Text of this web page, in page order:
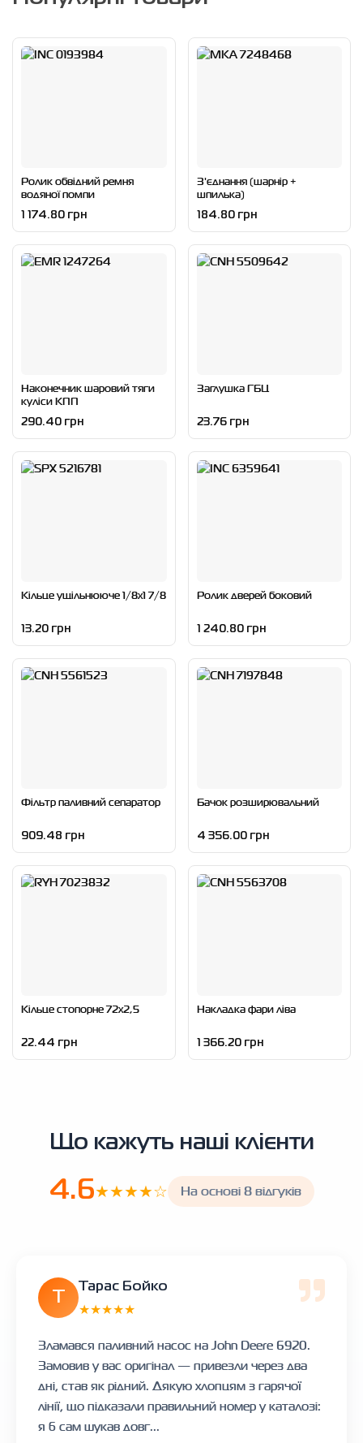
Ролик обвідний ремня
водяної помпи
1 174.80 грн
З'єднання (шарнір +
шпилька)
184.80 грн
Наконечник шаровий тяги
куліси КПП
290.40 грн
Заглушка ГБЦ
23.76 грн
Кільце ущільнююче 1/8x1 7/8
13.20 грн
Ролик дверей боковий
1 240.80 грн
Фільтр паливний сепаратор
909.48 грн
Бачок розширювальний
4 356.00 грн
Кільце стопорне 72x2,5
22.44 грн
Накладка фари ліва
1 366.20 грн
Що кажуть наші клієнти
4.6★★★★☆ На основі 8 відгуків
Тарас Бойко
★★★★★
Зламався паливний насос на John Deere 6920.
Замовив у вас оригінал — привезли через два
дні, став як рідний. Дякую хлопцям з гарячої
лінії, що підказали правильний номер у каталозі:
я б сам шукав довг...